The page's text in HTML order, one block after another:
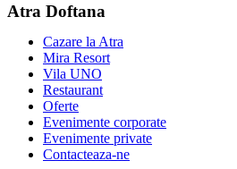
Atra Doftana
Cazare la Atra
Mira Resort
Vila UNO
Restaurant
Oferte
Evenimente corporate
Evenimente private
Contacteaza-ne